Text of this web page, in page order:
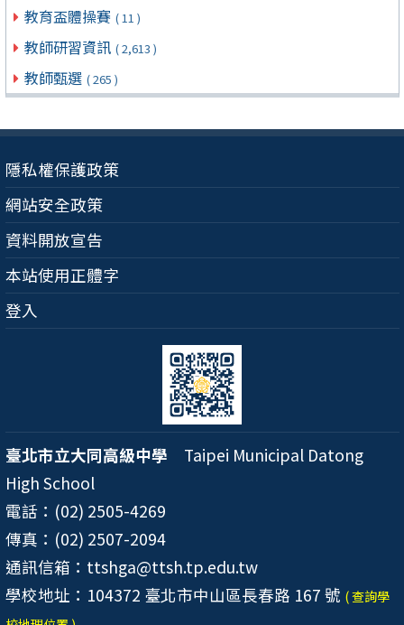
教育盃體操賽 ( 11 )
教師研習資訊 ( 2,613 )
教師甄選 ( 265 )
隱私權保護政策
網站安全政策
資料開放宣告
本站使用正體字
登入
臺北市立大同高級中學 Taipei Municipal Datong
High School
電話：(02) 2505-4269
傳真：(02) 2507-2094
通訊信箱：ttshga@ttsh.tp.edu.tw
學校地址：104372 臺北市中山區長春路 167 號 ( 查詢學